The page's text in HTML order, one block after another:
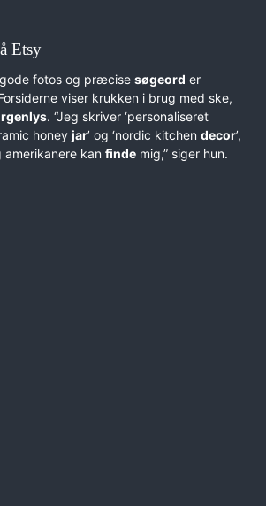
Etsy
fotos og præcise søgeord er
viser krukken i brug med ske,
. “Jeg skriver ‘personaliseret
honey jar’ og ‘nordic kitchen decor’,
kan finde mig,” siger hun.